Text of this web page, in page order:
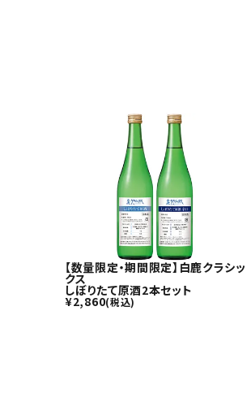
【数量限定・期間限定】白鹿クラシッ
クス
しぼりたて原酒2本セット
¥2,860(税込)